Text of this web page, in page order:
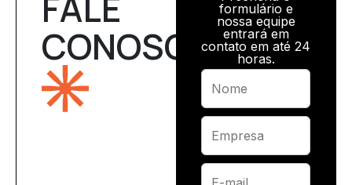
CONOSCO
formulário e
nossa equipe
entrará em
contato em até 24
horas.